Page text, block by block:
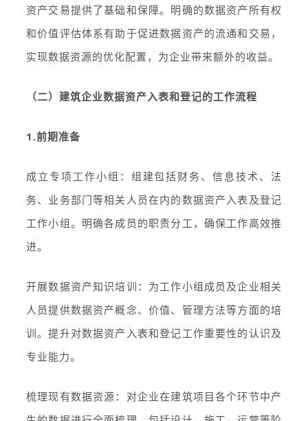
资产交易提供了基础和保障。明确的数据资产所有权
和价值评估体系有助于促进数据资产的流通和交易，
实现数据资源的优化配置，为企业带来额外的收益。
（二）建筑企业数据资产入表和登记的工作流程
1.前期准备
成立专项工作小组：组建包括财务、信息技术、法
务、业务部门等相关人员在内的数据资产入表及登记
工作小组。明确各成员的职责分工，确保工作高效推
进。
开展数据资产知识培训：为工作小组成员及企业相关
人员提供数据资产概念、价值、管理方法等方面的培
训。提升对数据资产入表和登记工作重要性的认识及
专业能力。
梳理现有数据资源：对企业在建筑项目各个环节中产